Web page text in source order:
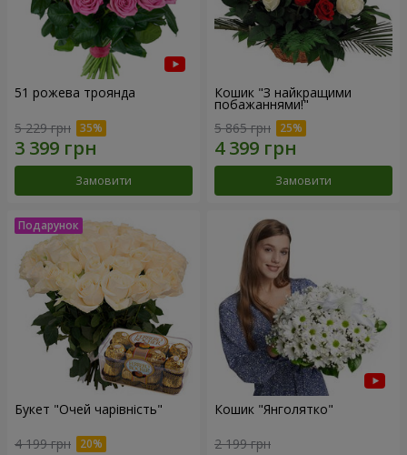
51 рожева троянда
5 229 грн
Замовити
Кошик "З найкращими
побажаннями!"
5 865 грн
Замовити
Букет "Очей чарівність"
4 199 грн
Кошик "Янголятко"
2 199 грн